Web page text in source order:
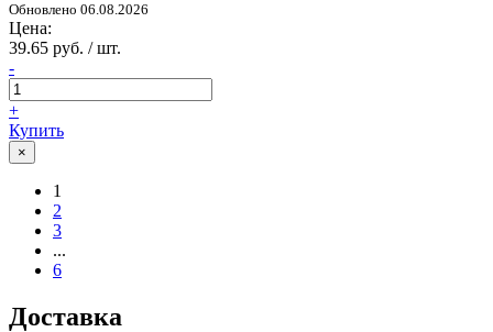
Обновлено 06.08.2026
Цена:
39.65 руб. / шт.
-
+
Купить
×
1
2
3
...
6
Доставка